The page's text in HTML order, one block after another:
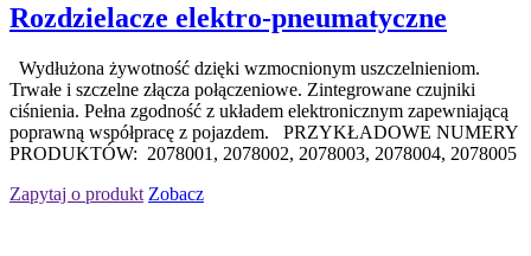
Rozdzielacze elektro-pneumatyczne
Wydłużona żywotność dzięki wzmocnionym uszczelnieniom.
Trwałe i szczelne złącza połączeniowe. Zintegrowane czujniki
ciśnienia. Pełna zgodność z układem elektronicznym zapewniającą
poprawną współpracę z pojazdem. PRZYKŁADOWE NUMERY
PRODUKTÓW: 2078001, 2078002, 2078003, 2078004, 2078005
Zapytaj o produkt Zobacz